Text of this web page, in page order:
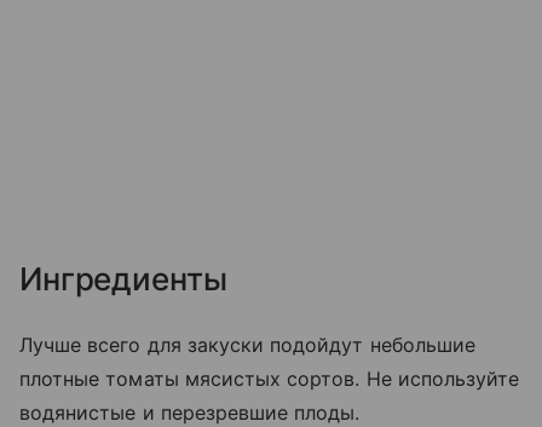
Ингредиенты
Лучше всего для закуски подойдут небольшие
плотные томаты мясистых сортов. Не используйте
водянистые и перезревшие плоды.